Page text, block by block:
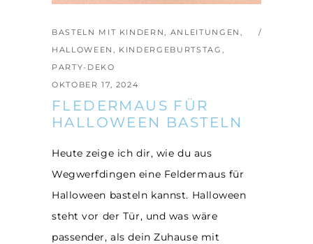
BASTELN MIT KINDERN, ANLEITUNGEN ,
HALLOWEEN , KINDERGEBURTSTAG ,
PARTY-DEKO
OKTOBER 17, 2024
FLEDERMAUS FÜR
HALLOWEEN BASTELN
Heute zeige ich dir, wie du aus
Wegwerfdingen eine Feldermaus für
Halloween basteln kannst. Halloween
steht vor der Tür, und was wäre
passender, als dein Zuhause mit